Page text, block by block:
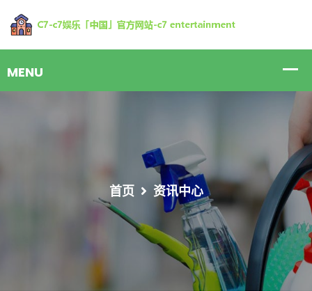
首页 资讯中心